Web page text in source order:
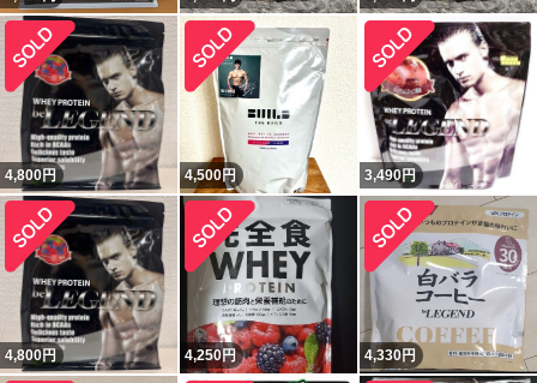
4,800円 4,500円 3,490円
4,800円 4,250円 4,330円